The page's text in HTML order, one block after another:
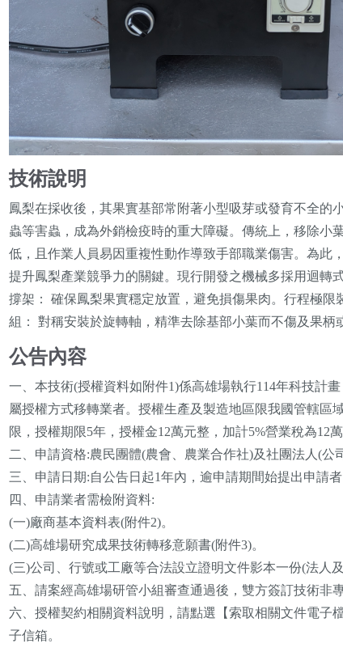
技術說明
鳳梨在採收後，其果實基部常附著小型吸芽或發育不全的
蟲等害蟲，成為外銷檢疫時的重大障礙。傳統上，移除小
低，且作業人員易因重複性動作導致手部職業傷害。為此
提升鳳梨產業競爭力的關鍵。現行開發之機械多採用迴轉
撐架： 確保鳳梨果實穩定放置，避免損傷果肉。行程極
組： 對稱安裝於旋轉軸，精準去除基部小葉而不傷及果柄
公告內容
一、本技術(授權資料如附件1)係高雄場執行114年科技計
屬授權方式移轉業者。授權生產及製造地區限我國管轄區
限，授權期限5年，授權金12萬元整，加計5%營業稅為12萬
二、申請資格:農民團體(農會、農業合作社)及社團法人(公
三、申請日期:自公告日起1年內，逾申請期間始提出申請
四、申請業者需檢附資料:
(一)廠商基本資料表(附件2)。
(二)高雄場研究成果技術轉移意願書(附件3)。
(三)公司、行號或工廠等合法設立證明文件影本一份(法人
五、請案經高雄場研管小組審查通過後，雙方簽訂技術非
六、授權契約相關資料說明，請點選【索取相關文件電子
子信箱。